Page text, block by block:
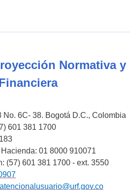
Normativa
No. 6C- 38. Bogotá D.C., Colombia
601 381 1700
01 8000 910071
(57) 601 381 1700 - ext. 3550
atencionalusuario@urf.gov.co